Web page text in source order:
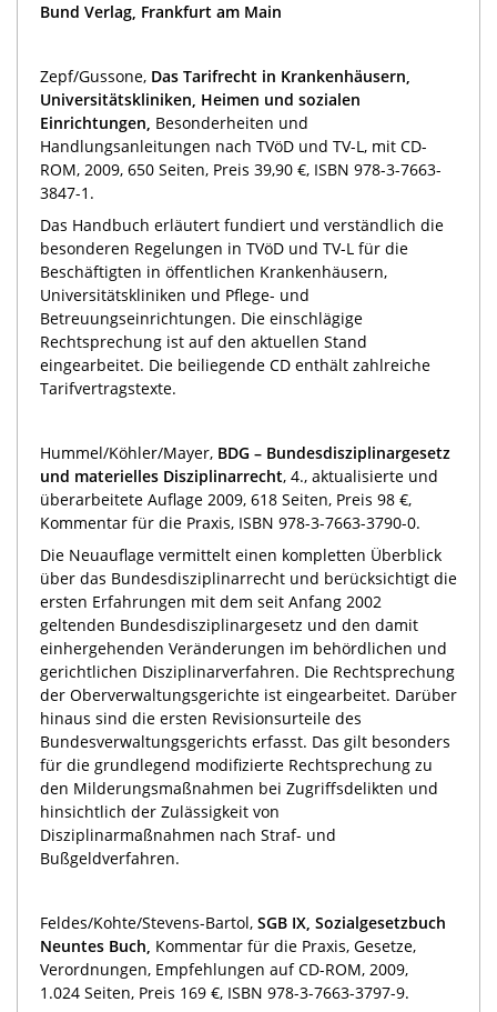
Bund Verlag, Frankfurt am Main
Zepf/Gussone, Das Tarifrecht in Krankenhäusern,
Universitätskliniken, Heimen und sozialen
Einrichtungen, Besonderheiten und
Handlungsanleitungen nach TVöD und TV-L, mit CD-
ROM, 2009, 650 Seiten, Preis 39,90 €, ISBN 978-3-7663-
3847-1.
Das Handbuch erläutert fundiert und verständlich die
besonderen Regelungen in TVöD und TV-L für die
Beschäftigten in öffentlichen Krankenhäusern,
Universitätskliniken und Pflege- und
Betreuungseinrichtungen. Die einschlägige
Rechtsprechung ist auf den aktuellen Stand
eingearbeitet. Die beiliegende CD enthält zahlreiche
Tarifvertragstexte.
Hummel/Köhler/Mayer, BDG – Bundesdisziplinargesetz
und materielles Disziplinarrecht, 4., aktualisierte und
überarbeitete Auflage 2009, 618 Seiten, Preis 98 €,
Kommentar für die Praxis, ISBN 978-3-7663-3790-0.
Die Neuauflage vermittelt einen kompletten Überblick
über das Bundesdisziplinarrecht und berücksichtigt die
ersten Erfahrungen mit dem seit Anfang 2002
geltenden Bundesdisziplinargesetz und den damit
einhergehenden Veränderungen im behördlichen und
gerichtlichen Disziplinarverfahren. Die Rechtsprechung
der Oberverwaltungsgerichte ist eingearbeitet. Darüber
hinaus sind die ersten Revisionsurteile des
Bundesverwaltungsgerichts erfasst. Das gilt besonders
für die grundlegend modifizierte Rechtsprechung zu
den Milderungsmaßnahmen bei Zugriffsdelikten und
hinsichtlich der Zulässigkeit von
Disziplinarmaßnahmen nach Straf- und
Bußgeldverfahren.
Feldes/Kohte/Stevens-Bartol, SGB IX, Sozialgesetzbuch
Neuntes Buch, Kommentar für die Praxis, Gesetze,
Verordnungen, Empfehlungen auf CD-ROM, 2009,
1.024 Seiten, Preis 169 €, ISBN 978-3-7663-3797-9.